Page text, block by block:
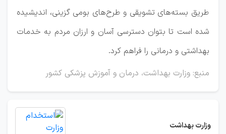
طریق بسته‌های تشویقی و طرح‌های بومی گزینی، اندیشیده
شده است تا بتوان دسترسی آسان و ارزان مردم به خدمات
بهداشتی و درمانی را فراهم کرد.
منبع: وزارت بهداشت، درمان و آموزش پزشکی کشور
وزارت بهداشت